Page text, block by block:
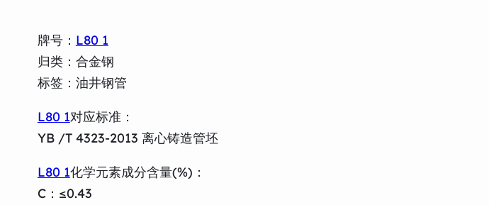
牌号： L80 1
归类：合金钢
标签：油井钢管
L80 1对应标准：
YB /T 4323-2013 离心铸造管坯
L80 1化学元素成分含量(%)：
C：≤0.43